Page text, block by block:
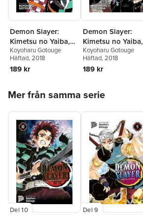
Demon Slayer:
Kimetsu no Yaiba,
Vol. 1
Koyoharu Gotouge
Häftad, 2018
189 kr
Demon Slayer:
Kimetsu no Yaiba,
Vol. 2
Koyoharu Gotouge
Häftad, 2018
189 kr
Mer från samma serie
Del 10 Del 9